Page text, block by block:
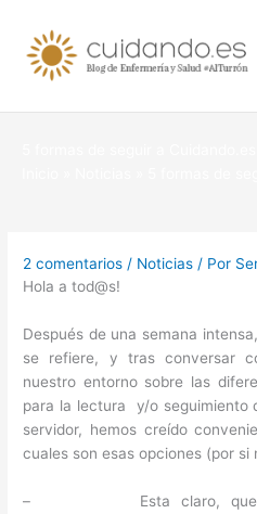
contenido
2 comentarios / Noticias / Por
Hola a tod@s!
Después de una semana
se refiere, y tras conversar
nuestro entorno sobre las
para la lectura y/o seguimiento
servidor, hemos creído
cuales son esas opciones (por si
– Esta claro, que la